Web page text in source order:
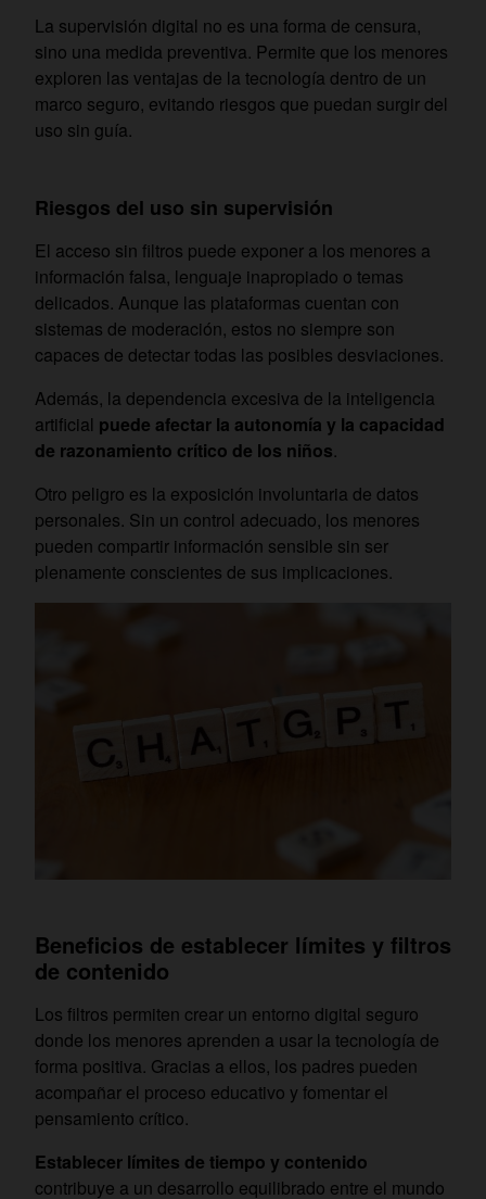
La supervisión digital no es una forma de censura,
sino una medida preventiva. Permite que los menores
exploren las ventajas de la tecnología dentro de un
marco seguro, evitando riesgos que puedan surgir del
uso sin guía.
Riesgos del uso sin supervisión
El acceso sin filtros puede exponer a los menores a
información falsa, lenguaje inapropiado o temas
delicados. Aunque las plataformas cuentan con
sistemas de moderación, estos no siempre son
capaces de detectar todas las posibles desviaciones.
Además, la dependencia excesiva de la inteligencia
artificial puede afectar la autonomía y la capacidad
de razonamiento crítico de los niños.
Otro peligro es la exposición involuntaria de datos
personales. Sin un control adecuado, los menores
pueden compartir información sensible sin ser
plenamente conscientes de sus implicaciones.
Beneficios de establecer límites y filtros
de contenido
Los filtros permiten crear un entorno digital seguro
donde los menores aprenden a usar la tecnología de
forma positiva. Gracias a ellos, los padres pueden
acompañar el proceso educativo y fomentar el
pensamiento crítico.
Establecer límites de tiempo y contenido
contribuye a un desarrollo equilibrado entre el mundo